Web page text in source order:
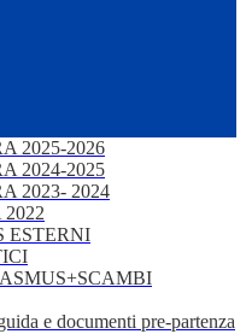
2025-2026
2024-2025
2023- 2024
ESTERNI
e documenti pre-partenza